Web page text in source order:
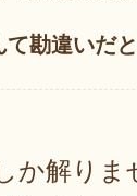
勘違いだ
か解りま